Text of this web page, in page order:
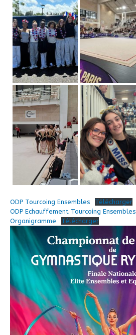
ODP Tourcoing Ensembles
Télécharger
ODP Echauffement Tourcoing Ensembles
Organigramme
Télécharger